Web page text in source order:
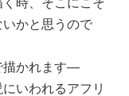
時、そこにこそ
かと思うので
描かれます―
いわれるアフリ